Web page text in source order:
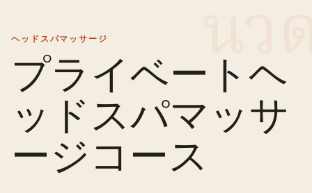
ヘッドスパマッサージ
プライベートヘ
ッドスパマッサ
ージコース